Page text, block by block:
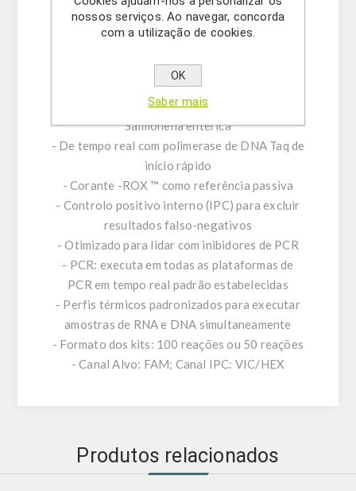
Para minimizar a contaminação cruzada de
PCR, a mistura de reação incluída contém dUTP
Características do produto:
- Amplificação e deteção: gene invA de
Salmonella entérica
- De tempo real com polimerase de DNA Taq de
início rápido
- Corante -ROX ™ como referência passiva
- Controlo positivo interno (IPC) para excluir
resultados falso-negativos
- Otimizado para lidar com inibidores de PCR
- PCR: executa em todas as plataformas de
PCR em tempo real padrão estabelecidas
- Perfis térmicos padronizados para executar
amostras de RNA e DNA simultaneamente
- Formato dos kits: 100 reações ou 50 reações
- Canal Alvo: FAM; Canal IPC: VIC/HEX
Produtos relacionados
nossos serviços. Ao navegar, concorda
com a utilização de cookies.
OK
Saber mais